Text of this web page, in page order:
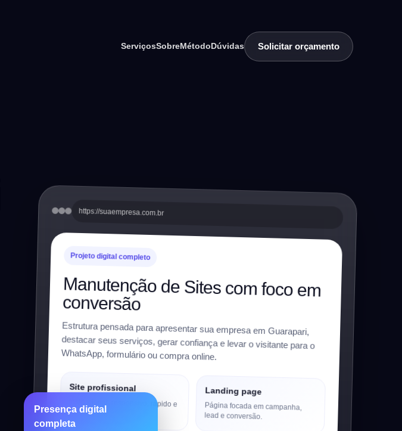
ServiçosSobreMétodoDúvidas Solicitar orçamento
https://suaempresa.com.br
Projeto digital completo
Manutenção de Sites com foco em
conversão
Estrutura pensada para apresentar sua empresa em Guarapari,
destacar seus serviços, gerar confiança e levar o visitante para o
WhatsApp, formulário ou compra online.
Site profissional
Institucional, responsivo, rápido e
preparado para SEO.
Landing page
Página focada em campanha,
lead e conversão.
Presença digital
completa